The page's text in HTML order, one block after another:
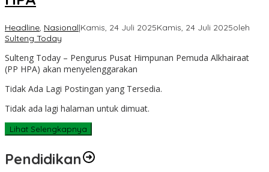
Headline, Nasional|Kamis, 24 Juli 2025Kamis, 24 Juli 2025oleh
Sulteng Today
Sulteng Today – Pengurus Pusat Himpunan Pemuda Alkhairaat
(PP HPA) akan menyelenggarakan
Tidak Ada Lagi Postingan yang Tersedia.
Tidak ada lagi halaman untuk dimuat.
Lihat Selengkapnya
Pendidikan